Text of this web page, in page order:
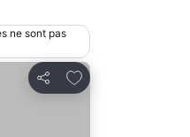
ne sont pas
Partager
Ajouter à mes